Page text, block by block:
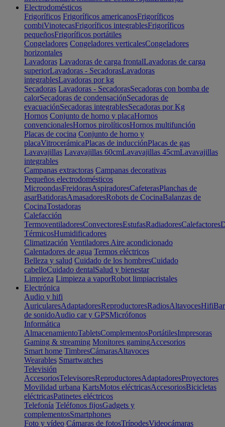
Electrodomésticos
Frigoríficos Frigoríficos americanosFrigoríficos
combiVinotecasFrigoríficos integrablesFrigoríficos
pequeñosFrigoríficos portátiles
Congeladores Congeladores verticalesCongeladores
horizontales
Lavadoras Lavadoras de carga frontalLavadoras de carga
superiorLavadoras - SecadorasLavadoras
integrablesLavadoras por kg
Secadoras Lavadoras - SecadorasSecadoras con bomba de
calorSecadoras de condensaciónSecadoras de
evacuaciónSecadoras integrablesSecadoras por Kg
Hornos Conjunto de horno y placaHornos
convencionalesHornos pirolíticosHornos multifunción
Placas de cocina Conjunto de horno y
placaVitrocerámicaPlacas de inducciónPlacas de gas
Lavavajillas Lavavajillas 60cmLavavajillas 45cmLavavajillas
integrables
Campanas extractoras Campanas decorativas
Pequeños electrodomésticos
MicroondasFreidorasAspiradoresCafeterasPlanchas de
asarBatidorasAmasadoresRobots de CocinaBalanzas de
CocinaTostadoras
Calefacción
TermoventiladoresConvectoresEstufasRadiadoresCalefactores
TérmicosHumidificadores
Climatización Ventiladores Aire acondicionado
Calentadores de agua Termos eléctricos
Belleza y salud Cuidado de los hombresCuidado
cabelloCuidado dentalSalud y bienestar
Limpieza Limpieza a vaporRobot limpiacristales
Electrónica
Audio y hifi
AuricularesAdaptadoresReproductoresRadiosAltavocesHifi
de sonidoAudio car y GPSMicrófonos
Informática
AlmacenamientoTabletsComplementosPortátilesImpresoras
Gaming & streaming Monitores gamingAccesorios
Smart home TimbresCámarasAltavoces
Wearables Smartwatches
Televisión
AccesoriosTelevisoresReproductoresAdaptadoresProyectores
Movilidad urbana KartsMotos eléctricasAccesoriosBicicletas
eléctricasPatinetes eléctricos
Telefonía Teléfonos fijosGadgets y
complementosSmartphones
Foto y vídeo Cámaras de fotosTrípodesVideocámaras